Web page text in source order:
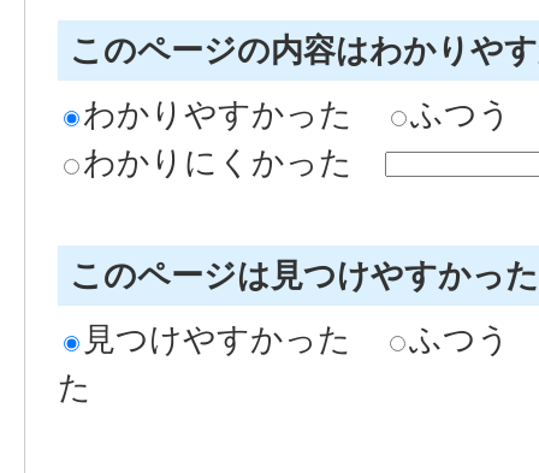
このページの内容はわかりや
わかりやすかった
ふつう
わかりにくかった
このページは見つけやすかっ
見つけやすかった
ふつう
た